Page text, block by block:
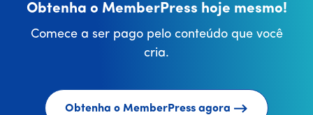
Obtenha o MemberPress hoje mesmo!
Comece a ser pago pelo conteúdo que você
cria.
Obtenha o MemberPress agora